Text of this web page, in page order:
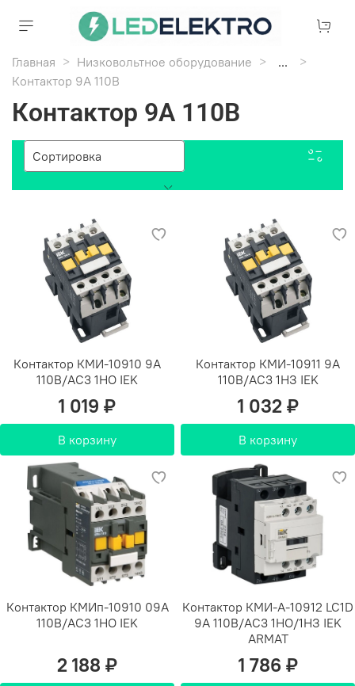
Главная Низковольтное оборудование
...
Контактор 9А 110В
Контактор 9А 110В
Контактор КМИ-10910 9А
110В/АС3 1НО IEK
1 019 ₽
В корзину
Контактор КМИ-10911 9А
110В/АС3 1НЗ IEK
1 032 ₽
В корзину
Контактор КМИп-10910 09А
110В/АС3 1НО IEK
2 188 ₽
Контактор КМИ-А-10912 LC1D
9А 110В/АС3 1НО/1НЗ IEK
ARMAT
1 786 ₽